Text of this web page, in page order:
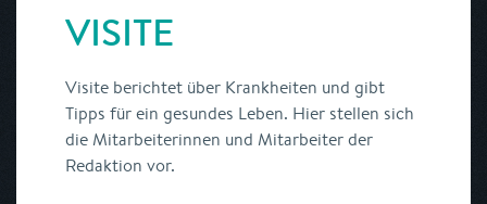
VISITE
Visite berichtet über Krankheiten und gibt
Tipps für ein gesundes Leben. Hier stellen sich
die Mitarbeiterinnen und Mitarbeiter der
Redaktion vor.